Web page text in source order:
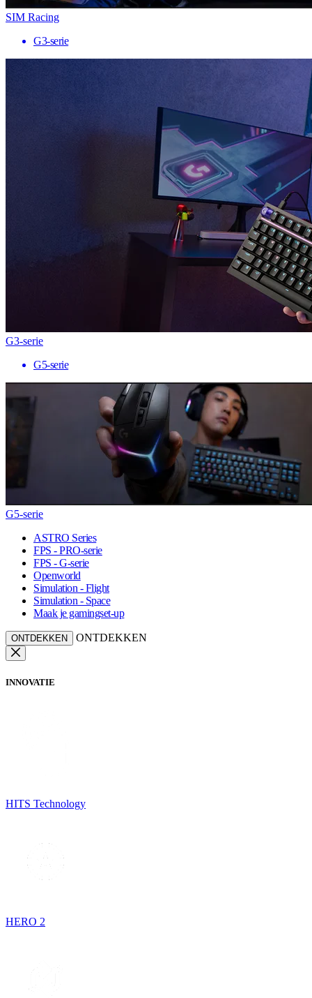
SIM Racing
G3-serie
G3-serie
G5-serie
G5-serie
ASTRO Series
FPS - PRO-serie
FPS - G-serie
Openworld
Simulation - Flight
Simulation - Space
Maak je gamingset-up
ONTDEKKEN ONTDEKKEN
INNOVATIE
HITS Technology
HERO 2